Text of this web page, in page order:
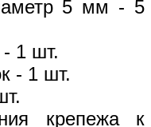
5 мм - 5
1 шт.
- 1 шт.
крепежа к